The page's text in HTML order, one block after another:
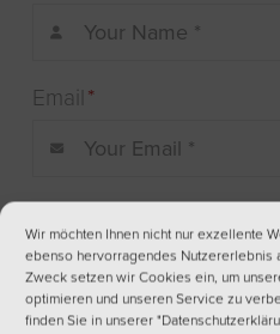
Wir möchten Ihnen nicht nur exzellente
ebenso hervorragendes Nutzererlebnis
Zweck setzen wir Cookies ein, um
optimieren und unseren Service zu
finden Sie in unserer
Email*
Website